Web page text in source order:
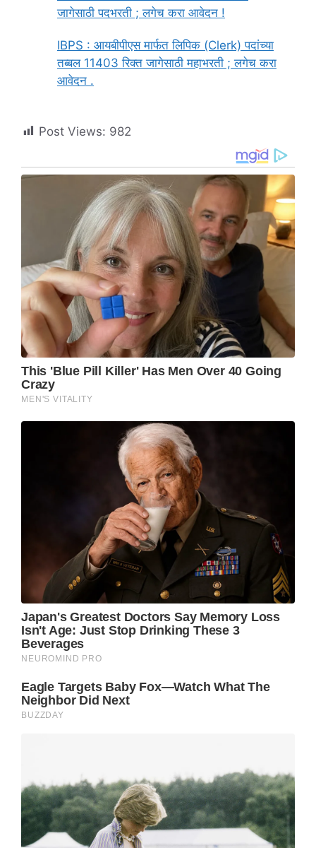
जागेसाठी पदभरती ; लगेच करा आवेदन !
IBPS : आयबीपीएस मार्फत लिपिक (Clerk) पदांच्या
तब्बल 11403 रिक्त जागेसाठी महाभरती ; लगेच करा
आवेदन .
Post Views: 982